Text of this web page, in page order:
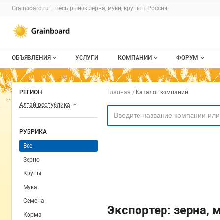
Раздел навигации по сайту grainboard.ru
Grainboard.ru – весь рынок зерна, муки, крупы в России.
Авторизация и меню пользователя
Навигация по разделам сайта grainboard.ru
ОБЪЯВЛЕНИЯ
Все объявления
Мои объявления
УСЛУГИ КОМПАНИИ
О каталоге компаний
Моя компания
ФОРУМ
Все темы
РЕГИОН
Алтай республика
РУБРИКА
Все
Зерно
Крупы
Мука
Семена
Корма
Навигация по
Главная Каталог компаний
Экспортер: зерна,